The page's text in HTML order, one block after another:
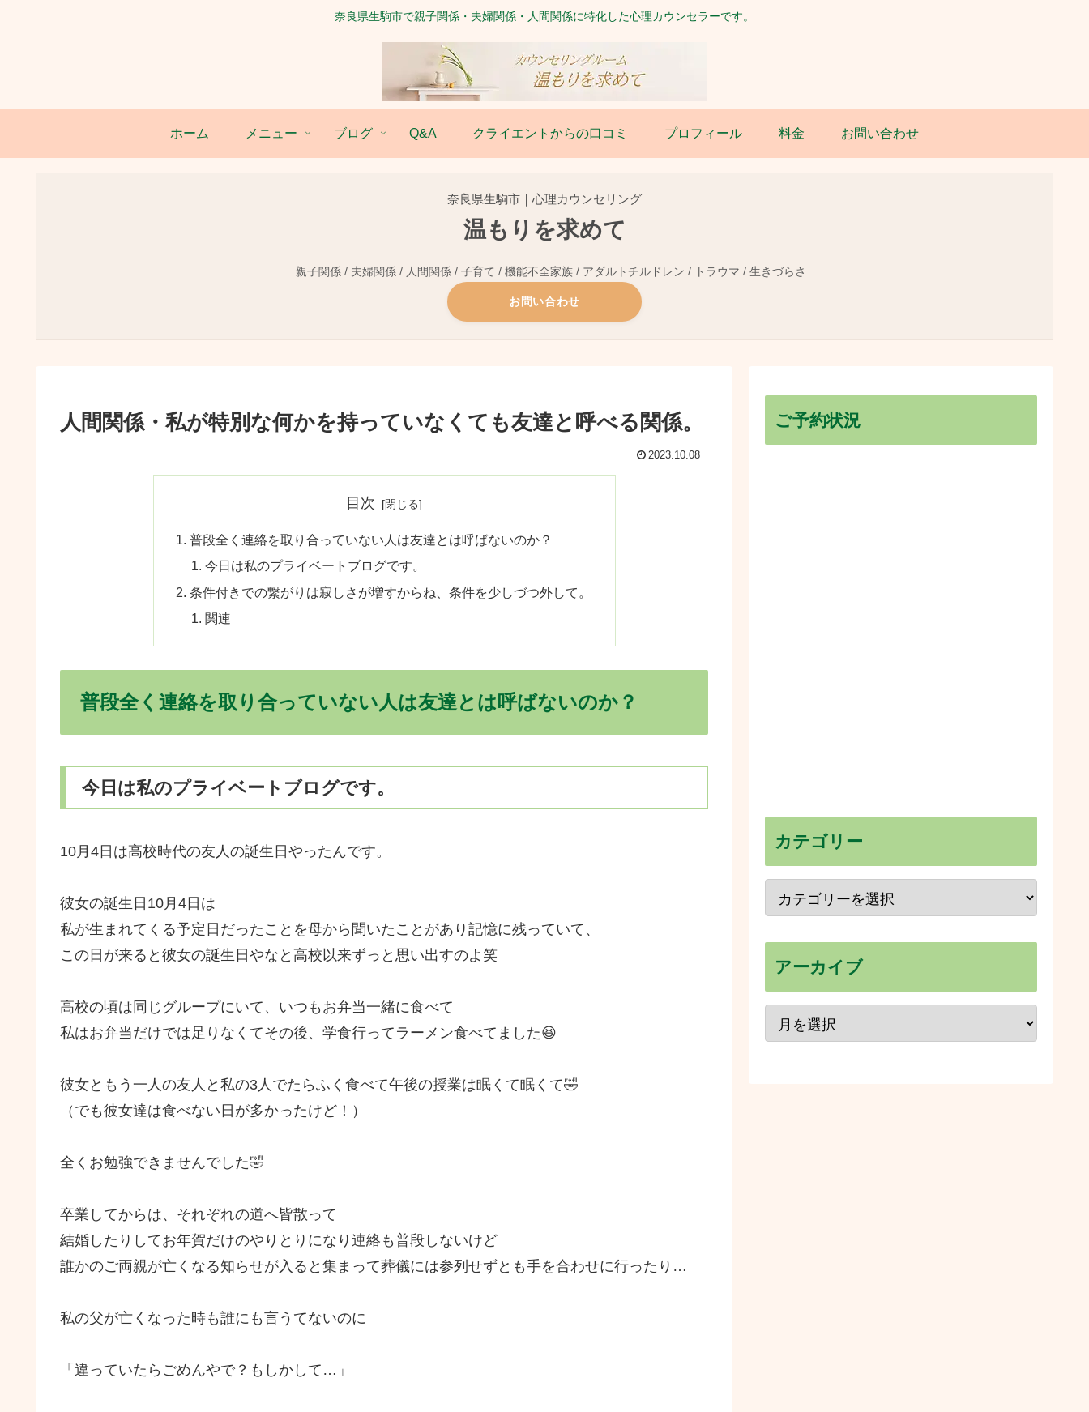
奈良県生駒市で親子関係・夫婦関係・人間関係に特化した心理カウンセラーです。
ホーム メニュー ブログ Q&A クライエントからの口コミ プロフィール 料金 お問い合わせ
奈良県生駒市｜心理カウンセリング
温もりを求めて
親子関係 / 夫婦関係 / 人間関係 / 子育て / 機能不全家族 / アダルトチルドレン / トラウマ / 生きづらさ
お問い合わせ
人間関係・私が特別な何かを持っていなくても友達と呼べる関係。
2023.10.08
目次
普段全く連絡を取り合っていない人は友達とは呼ばないのか？
今日は私のプライベートブログです。
条件付きでの繋がりは寂しさが増すからね、条件を少しづつ外して。
関連
普段全く連絡を取り合っていない人は友達とは呼ばないのか？
今日は私のプライベートブログです。
10月4日は高校時代の友人の誕生日やったんです。
彼女の誕生日10月4日は
私が生まれてくる予定日だったことを母から聞いたことがあり記憶に残っていて、
この日が来ると彼女の誕生日やなと高校以来ずっと思い出すのよ笑
高校の頃は同じグループにいて、いつもお弁当一緒に食べて
私はお弁当だけでは足りなくてその後、学食行ってラーメン食べてました😆
彼女ともう一人の友人と私の3人でたらふく食べて午後の授業は眠くて眠くて🤣
（でも彼女達は食べない日が多かったけど！）
全くお勉強できませんでした🤣
卒業してからは、それぞれの道へ皆散って
結婚したりしてお年賀だけのやりとりになり連絡も普段しないけど
誰かのご両親が亡くなる知らせが入ると集まって葬儀には参列せずとも手を合わせに行ったり…
私の父が亡くなった時も誰にも言うてないのに
「違っていたらごめんやで？もしかして…」
ご予約状況
カテゴリー
アーカイブ